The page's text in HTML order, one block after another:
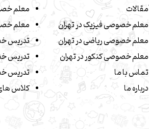
مقالات
معلم خصوصی فیزیک در تهران
معلم خصوصی ریاضی در تهران
معلم خصوصی کنکور در تهران
تماس با ما
درباره ما
معلم
معلم
تدریس
تدریس
تدریس
کلاس